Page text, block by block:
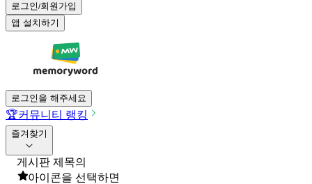
로그인/회원가입
앱 설치하기
로그인을 해주세요
🏆커뮤니티 랭킹
즐겨찾기
게시판 제목의
아이콘을 선택하면